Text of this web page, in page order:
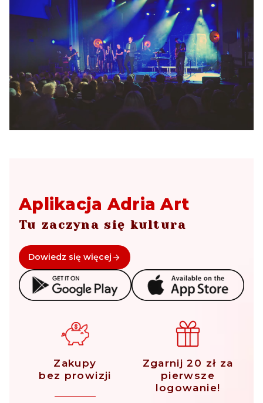
Aplikacja Adria Art
Tu zaczyna się kultura
Dowiedz się więcej
Zakupy
bez prowizji
Zgarnij 20 zł za
pierwsze
logowanie!